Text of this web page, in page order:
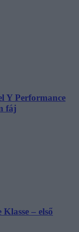
Y Performance
fáj
– első